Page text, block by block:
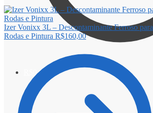
0,00
Izer Vonixx 3L – Descontaminante Ferroso para
Rodas e Pintura R$160,00